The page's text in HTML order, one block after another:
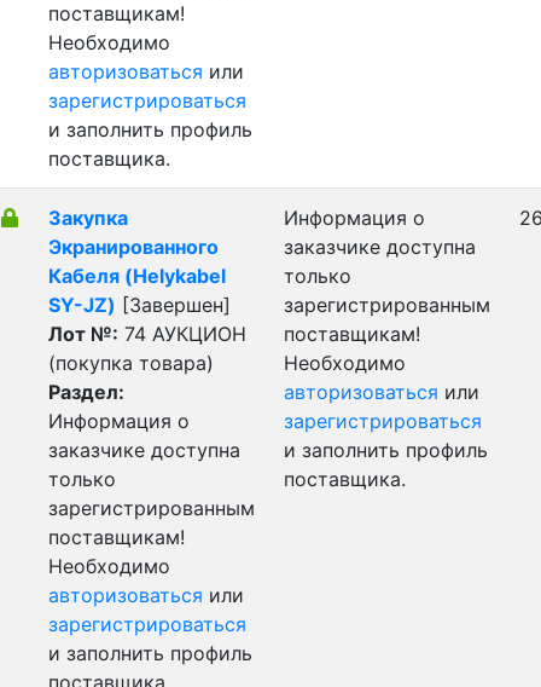
поставщикам!
Необходимо
авторизоваться или
зарегистрироваться
и заполнить профиль
поставщика.
Закупка
Экранированного
Кабеля (Helykabel
SY-JZ) [Завершен]
Лот №: 74 АУКЦИОН
(покупка товара)
Раздел:
Информация о
заказчике доступна
только
зарегистрированным
поставщикам!
Необходимо
авторизоваться или
зарегистрироваться
и заполнить профиль
поставщика.
Информация о
заказчике доступна
только
зарегистрированным
поставщикам!
Необходимо
авторизоваться или
зарегистрироваться
и заполнить профиль
поставщика.